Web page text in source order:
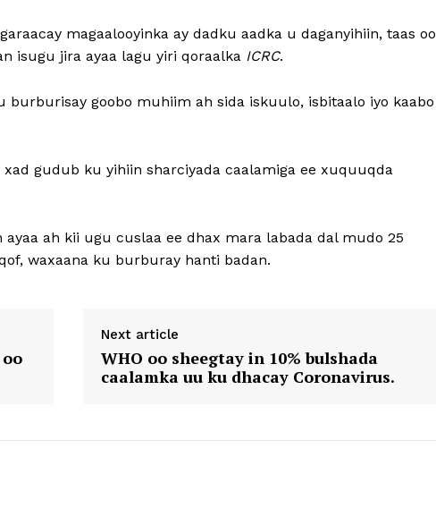
magaalooyinka ay dadku aadka u daganyihiin, taas oo
isugu jira ayaa lagu yiri qoraalka ICRC.
burburisay goobo muhiim ah sida iskuulo, isbitaalo iyo kaabo
gudub ku yihiin sharciyada caalamiga ee xuquuqda
ah kii ugu cuslaa ee dhax mara labada dal mudo 25
waxaana ku burburay hanti badan.
Next article
WHO oo sheegtay in 10% bulshada
caalamka uu ku dhacay Coronavirus.